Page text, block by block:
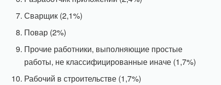
Сварщик (2,1%)
Повар (2%)
Прочие работники, выполняющие простые
работы, не классифицированные иначе (1,7%)
Рабочий в строительстве (1,7%)